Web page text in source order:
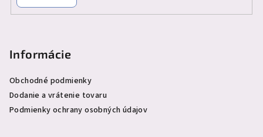
Informácie
Obchodné podmienky
Dodanie a vrátenie tovaru
Podmienky ochrany osobných údajov